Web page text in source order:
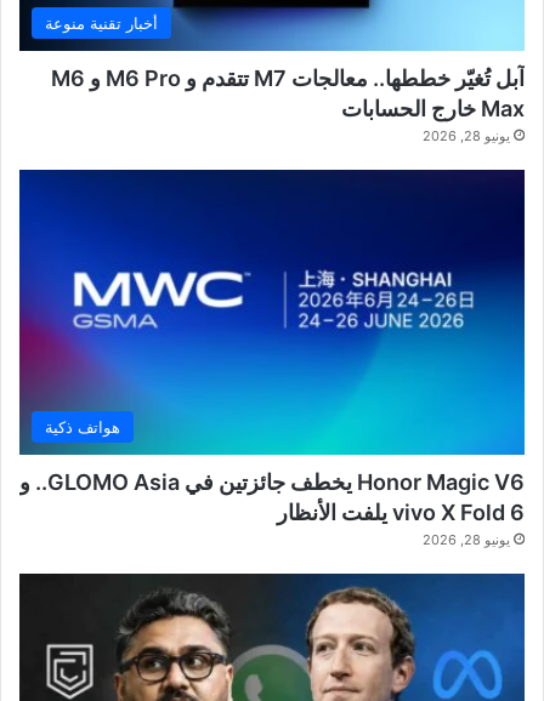
أخبار تقنية منوعة
آبل تُغيّر خططها.. معالجات M7 تتقدم و M6 Pro و M6
Max خارج الحسابات
يونيو 28, 2026
هواتف ذكية
Honor Magic V6 يخطف جائزتين في GLOMO Asia.. و
vivo X Fold 6 يلفت الأنظار
يونيو 28, 2026